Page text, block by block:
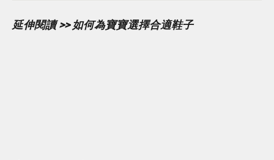
延伸閱讀 >> 如何為寶寶選擇合適鞋子